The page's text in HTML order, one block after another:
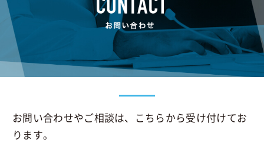
お問い合わせやご相談は、こちらから受け付けてお
ります。